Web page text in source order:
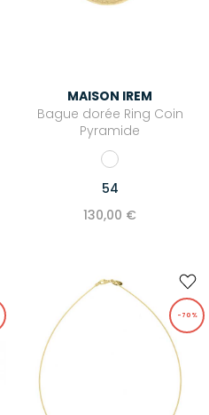
MAISON IREM
Bague dorée Ring Coin
Pyramide
54
130,00 €
-70%